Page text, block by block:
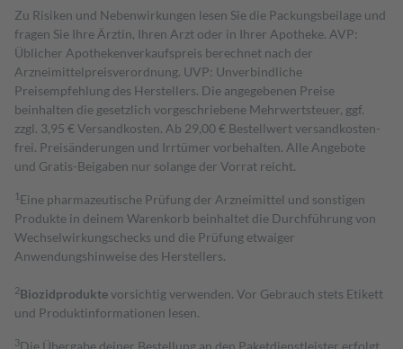
Zu Risiken und Nebenwirkungen lesen Sie die Packungsbeilage und
fragen Sie Ihre Ärztin, Ihren Arzt oder in Ihrer Apotheke. AVP:
Üblicher Apothekenverkaufspreis berechnet nach der
Arzneimittelpreisverordnung. UVP: Unverbindliche
Preisempfehlung des Herstellers. Die angegebenen Preise
beinhalten die gesetzlich vorgeschriebene Mehrwertsteuer, ggf.
zzgl. 3,95 € Versandkosten. Ab 29,00 € Bestell­wert versand­kosten­
frei. Preisänderungen und Irrtümer vorbehalten. Alle Angebote
und Gratis-Beigaben nur solange der Vorrat reicht.
1 Eine pharmazeutische Prüfung der Arzneimittel und sonstigen
Produkte in deinem Warenkorb beinhaltet die Durchführung von
Wechselwirkungschecks und die Prüfung etwaiger
Anwendungshinweise des Herstellers.
2Biozidproduktevorsichtig verwenden. Vor Gebrauch stets Etikett
und Produktinformationen lesen.
3Die Übergabe deiner Bestellung an den Paketdienstleister erfolgt